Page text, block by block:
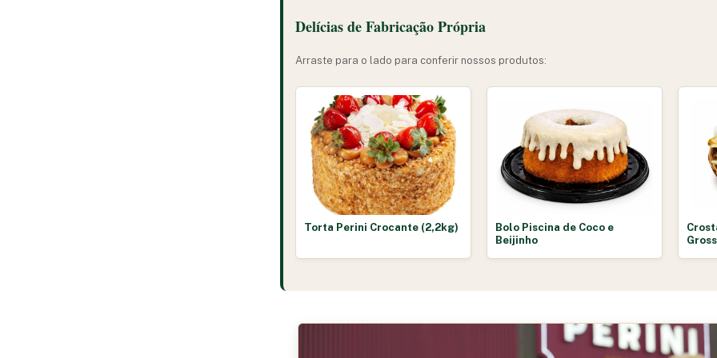
Delícias de Fabricação Própria
Arraste para o lado para conferir nossos produtos:
Torta Perini Crocante (2,2kg)
Bolo Piscina de Coco e
Beijinho